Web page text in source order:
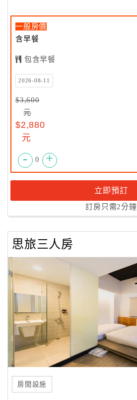
一般房價
含早餐
包含早餐
2026-08-11
$3,600
元
$2,880
元
- 0 +
立即預訂
訂房只需2分鐘
思旅三人房
房間設施